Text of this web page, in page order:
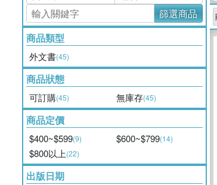
篩選商品
商品類型
外文書(45)
商品狀態
可訂購(45) 無庫存(45)
商品定價
$400~$599(9) $600~$799(14)
$800以上(22)
出版日期